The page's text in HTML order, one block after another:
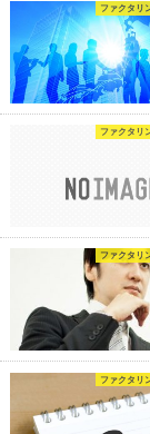
ファクタリ
ファクタリ
ファクタリ
ファクタリ